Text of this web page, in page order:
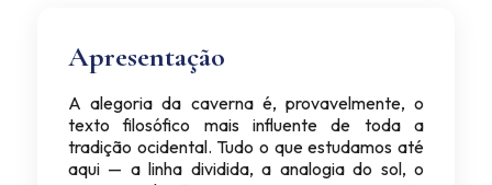
Apresentação
A alegoria da caverna é, provavelmente, o
texto filosófico mais influente de toda a
tradição ocidental. Tudo o que estudamos até
aqui — a linha dividida, a analogia do sol, o